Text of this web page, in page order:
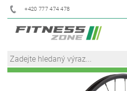
+420 777 474 478